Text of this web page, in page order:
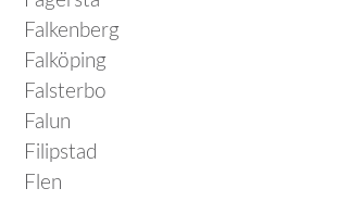
Falkenberg
Falköping
Falsterbo
Falun
Filipstad
Flen